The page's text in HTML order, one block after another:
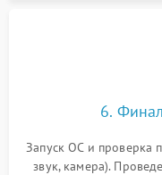
6.
Запуск ОС и проверка
звук, камера).